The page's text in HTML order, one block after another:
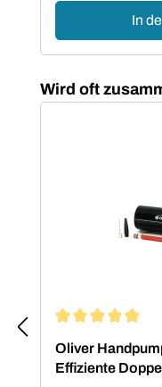
In
Produktgalerie
Wird oft
Oliver
Effiziente